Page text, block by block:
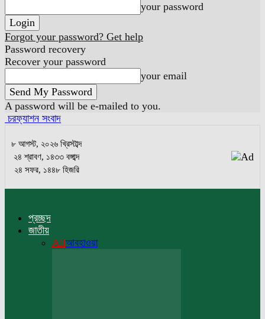
your password
Forgot your password? Get help
Password recovery
Recover your password
your email
A password will be e-mailed to you.
চরফ্যাশন সংবাদ
৮ আগস্ট, ২০২৬ খ্রিস্টাব্দ
২৪ শ্রাবণ, ১৪৩৩ বঙ্গাব্দ
২৪ সফর, ১৪৪৮ হিজরি
প্রচ্ছদ
জাতীয়
Allআবহাওয়া